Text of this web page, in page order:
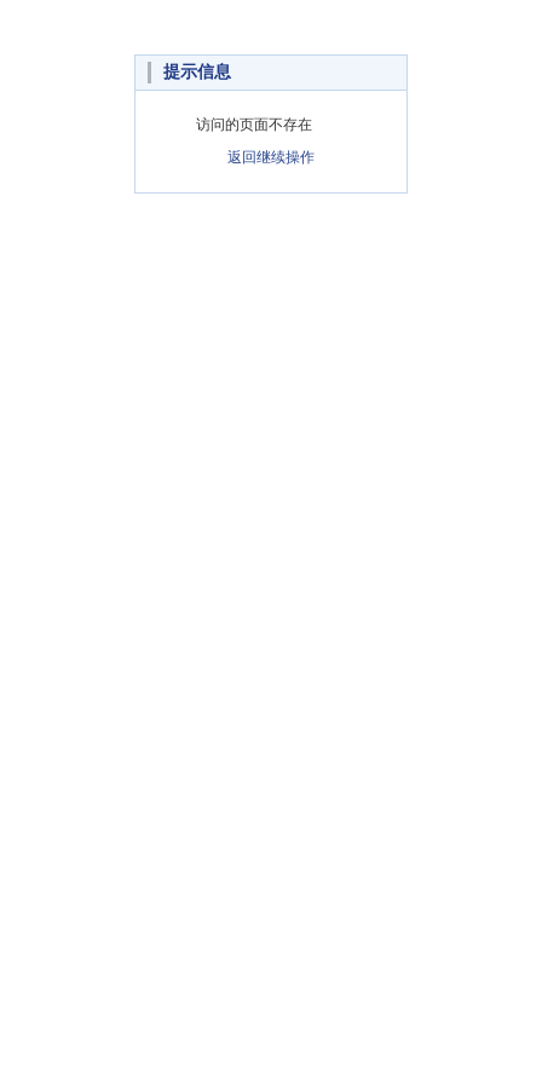
提示信息
访问的页面不存在
返回继续操作